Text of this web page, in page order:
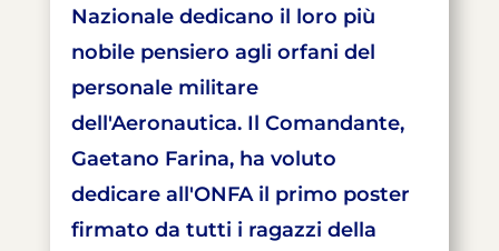
Nazionale dedicano il loro più
nobile pensiero agli orfani del
personale militare
dell'Aeronautica. Il Comandante,
Gaetano Farina, ha voluto
dedicare all'ONFA il primo poster
firmato da tutti i ragazzi della